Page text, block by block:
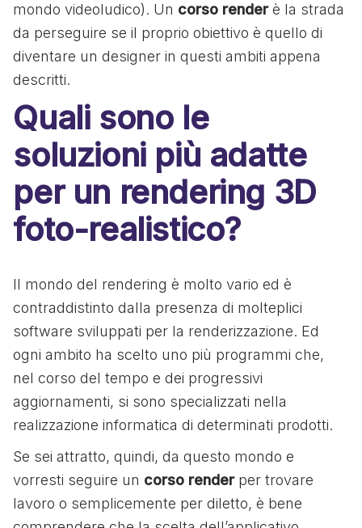
mondo videoludico). Un corso renderè la strada
da perseguire se il proprio obiettivo è quello di
diventare un designer in questi ambiti appena
descritti.
Quali sono le
soluzioni più adatte
per un rendering 3D
foto-realistico?
Il mondo del rendering è molto vario ed è
contraddistinto dalla presenza di molteplici
software sviluppati per la renderizzazione. Ed
ogni ambito ha scelto uno più programmi che,
nel corso del tempo e dei progressivi
aggiornamenti, si sono specializzati nella
realizzazione informatica di determinati prodotti.
Se sei attratto, quindi, da questo mondo e
vorresti seguire un corso render per trovare
lavoro o semplicemente per diletto, è bene